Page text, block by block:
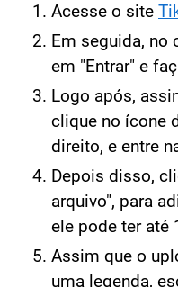
Acesse o site
Em seguida, no
em "Entrar" e
Logo após,
clique no ícone
direito, e entre
Depois disso,
arquivo", para
ele pode ter até
Assim que o
uma legenda,